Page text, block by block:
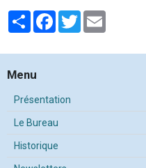
PartagerFacebook
Twitter
Menu
Présentation
Le Bureau
Historique